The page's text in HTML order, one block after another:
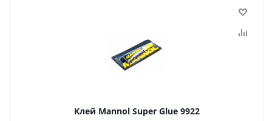
Клей Mannol Super Glue 9922